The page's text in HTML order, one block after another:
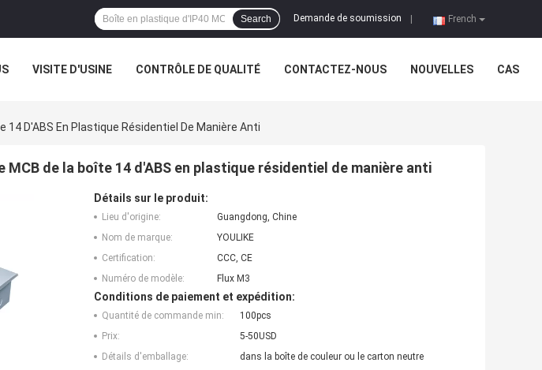
French
Demande de soumission
Search
VISITE D'USINE CONTRÔLE DE QUALITÉ CONTACTEZ-NOUS NOUVELLES CAS
14 D'ABS En Plastique Résidentiel De Manière Anti
de la boîte 14 d'ABS en plastique résidentiel de manière anti
Détails sur le produit:
Lieu d'origine:
Guangdong, Chine
Nom de marque:
YOULIKE
Certification:
CCC, CE
Numéro de modèle:
Flux M3
Conditions de paiement et expédition:
Quantité de commande min:
100pcs
Prix:
5-50USD
Détails d'emballage:
dans la boîte de couleur ou le carton neutre